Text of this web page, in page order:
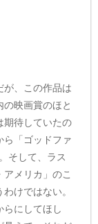
、この作品は
映画賞のほと
期待していたの
ら「ゴッドファ
そして、ラス
メリカ」のこ
けではない。
らにしてほし